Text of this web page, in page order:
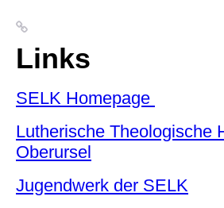
Links
SELK Homepage
Lutherische Theologische
Oberursel
Jugendwerk der SELK